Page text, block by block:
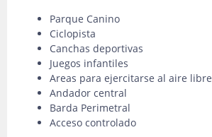
Parque Canino
Ciclopista
Canchas deportivas
Juegos infantiles
Areas para ejercitarse al aire libre
Andador central
Barda Perimetral
Acceso controlado